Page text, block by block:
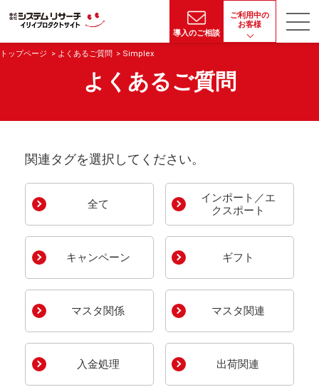
導入のご相談
ご利用中の
お客様
トップページ よくあるご質問 Simplex
よくあるご質問
関連タグを選択してください。
全て
インポート／エ
クスポート
キャンペーン ギフト
マスタ関係 マスタ関連
入金処理 出荷関連